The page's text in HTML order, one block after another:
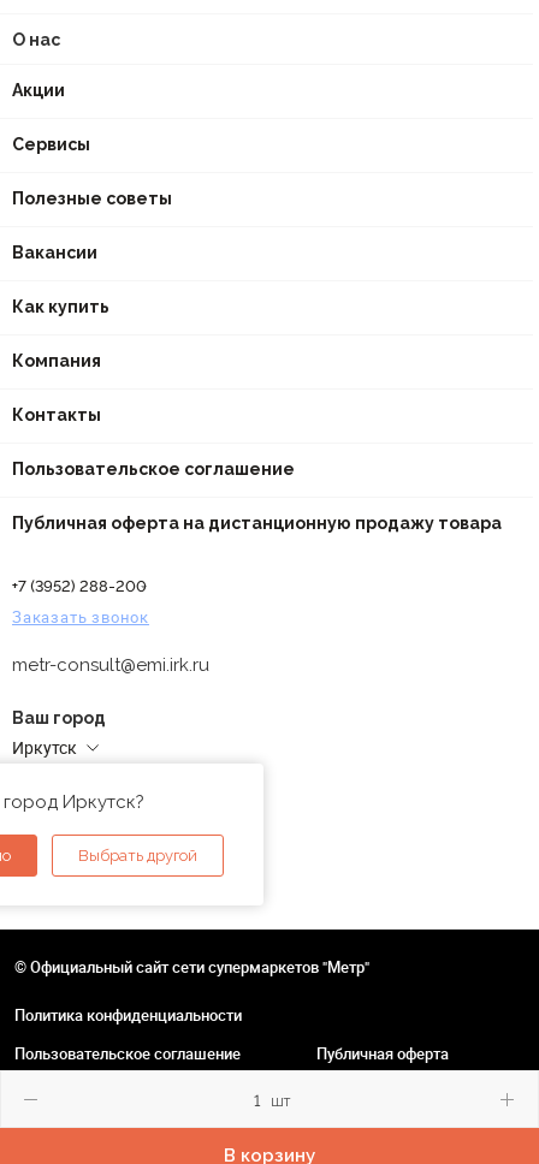
шт
В корзину
О нас
Акции
Сервисы
Полезные советы
Вакансии
Как купить
Компания
Контакты
Пользовательское соглашение
Публичная оферта на дистанционную продажу товара
+7 (3952) 288-200
Заказать звонок
metr-consult@emi.irk.ru
Ваш город
Иркутск
Иркутск?
Выбрать другой
© Официальный сайт сети супермаркетов "Метр"
Политика конфиденциальности
Пользовательское соглашение
Публичная оферта